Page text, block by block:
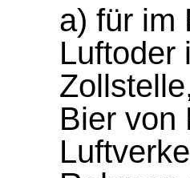
a) für im
Luftoder
Bier von